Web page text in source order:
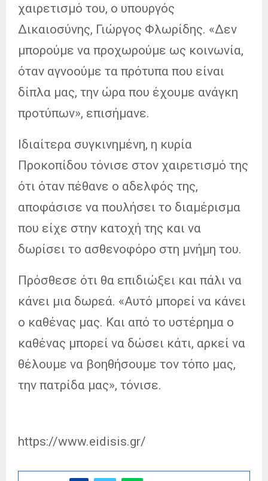
χαιρετισμό του, ο υπουργός
Δικαιοσύνης, Γιώργος Φλωρίδης. «Δεν
μπορούμε να προχωρούμε ως κοινωνία,
όταν αγνοούμε τα πρότυπα που είναι
δίπλα μας, την ώρα που έχουμε ανάγκη
προτύπων», επισήμανε.
Ιδιαίτερα συγκινημένη, η κυρία
Προκοπίδου τόνισε στον χαιρετισμό της
ότι όταν πέθανε ο αδελφός της,
αποφάσισε να πουλήσει το διαμέρισμα
που είχε στην κατοχή της και να
δωρίσει το ασθενοφόρο στη μνήμη του.
Πρόσθεσε ότι θα επιδιώξει και πάλι να
κάνει μια δωρεά. «Αυτό μπορεί να κάνει
ο καθένας μας. Και από το υστέρημα ο
καθένας μπορεί να δώσει κάτι, αρκεί να
θέλουμε να βοηθήσουμε τον τόπο μας,
την πατρίδα μας», τόνισε.
https://www.eidisis.gr/